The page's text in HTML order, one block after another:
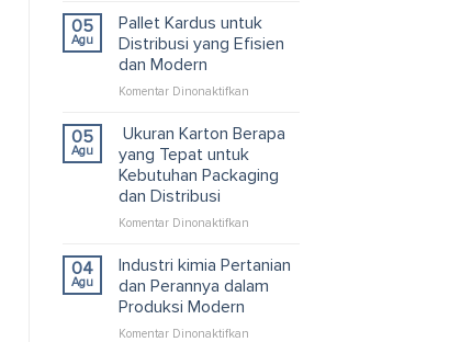
Modern
Impor
bagi
Bisnis
Efisiensi
Modern
05
Agu
Pallet Kardus untuk
Distribusi yang Efisien
dan Modern
Komentar Dinonaktifkanpada
Kardus
untuk
Distribusi
yang
dan
05
Agu
Ukuran Karton Berapa
yang Tepat untuk
Kebutuhan Packaging
dan Distribusi
Komentar Dinonaktifkanpada
Karton
yang
untuk
04
Agu
Industri kimia Pertanian
dan Perannya dalam
Produksi Modern
Komentar Dinonaktifkanpada